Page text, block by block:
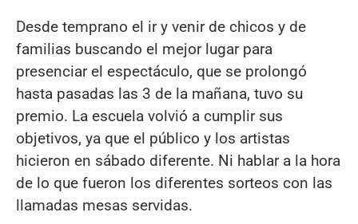
Desde temprano el ir y venir de chicos y de
familias buscando el mejor lugar para
presenciar el espectáculo, que se prolongó
hasta pasadas las 3 de la mañana, tuvo su
premio. La escuela volvió a cumplir sus
objetivos, ya que el público y los artistas
hicieron en sábado diferente. Ni hablar a la hora
de lo que fueron los diferentes sorteos con las
llamadas mesas servidas.